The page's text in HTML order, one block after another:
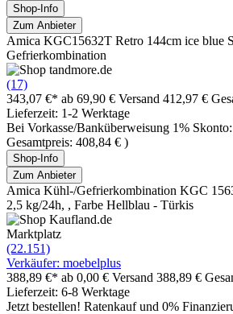
Shop-Info
Zum Anbieter
Amica KGC15632T Retro 144cm ice blue
Gefrierkombination
(17)
343,07 €* ab 69,90 € Versand 412,97 €
Lieferzeit: 1-2 Werktage
Bei Vorkasse/Banküberweisung 1%
Gesamtpreis: 408,84 € )
Shop-Info
Zum Anbieter
Amica Kühl-/Gefrierkombination KGC
2,5 kg/24h, , Farbe Hellblau - Türkis
Marktplatz
(22.151)
Verkäufer: moebelplus
388,89 €* ab 0,00 € Versand 388,89 €
Lieferzeit: 6-8 Werktage
Jetzt bestellen! Ratenkauf und 0%